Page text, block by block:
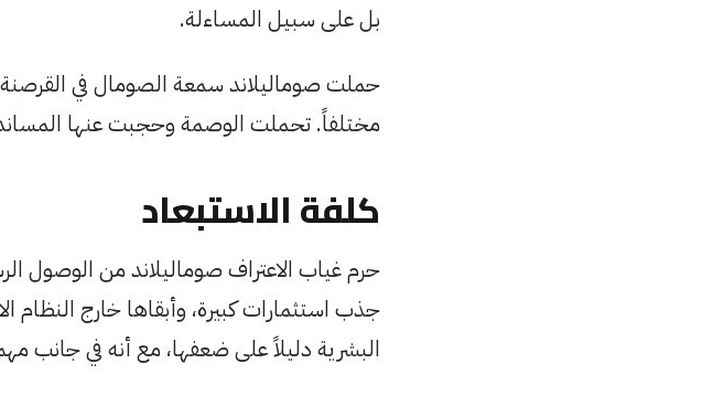
بل على سبيل المساءلة.
حملت صوماليلاند سمعة الصومال في القرصنة
مختلفاً. تحملت الوصمة وحجبت عنها
كلفة الاستبعاد
حرم غياب الاعتراف صوماليلاند من الوصول
جذب استثمارات كبيرة، وأبقاها خارج
البشرية دليلاً على ضعفها، مع أنه في جانب